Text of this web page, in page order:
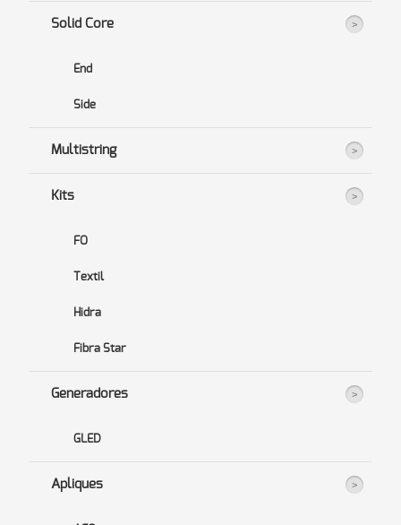
Solid Core
End
Side
Multistring
Kits
FO
Textil
Hidra
Fibra Star
Generadores
GLED
Apliques